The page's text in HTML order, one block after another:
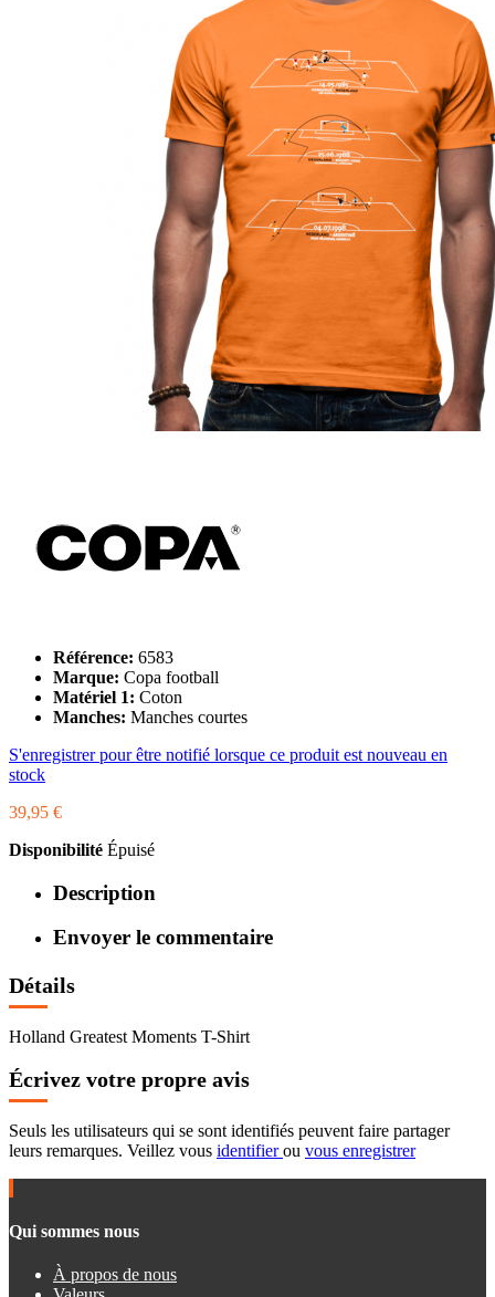
Référence: 6583
Marque: Copa football
Matériel 1: Coton
Manches: Manches courtes
S'enregistrer pour être notifié lorsque ce produit est nouveau en
stock
39,95 €
Disponibilité Épuisé
Description
Envoyer le commentaire
Détails
Holland Greatest Moments T-Shirt
Écrivez votre propre avis
Seuls les utilisateurs qui se sont identifiés peuvent faire partager
leurs remarques. Veillez vous identifierou vous enregistrer
Qui sommes nous
À propos de nous